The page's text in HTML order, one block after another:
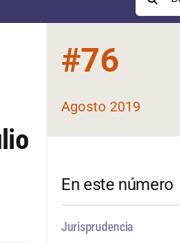
#76
Agosto 2019
En este número
Jurisprudencia